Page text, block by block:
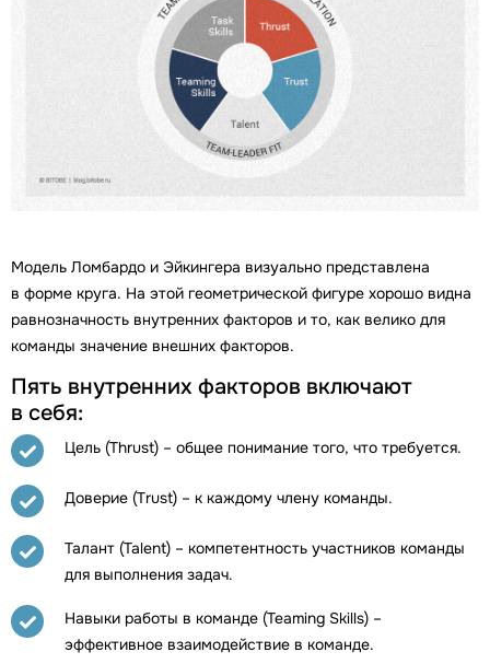
Модель Ломбардо и Эйкингера визуально представлена
в форме круга. На этой геометрической фигуре хорошо видна
равнозначность внутренних факторов и то, как велико для
команды значение внешних факторов.
Пять внутренних факторов включают
в себя:
Цель (Thrust) – общее понимание того, что требуется.
Доверие (Trust) – к каждому члену команды.
Талант (Talent) – компетентность участников команды
для выполнения задач.
Навыки работы в команде (Teaming Skills) –
эффективное взаимодействие в команде.